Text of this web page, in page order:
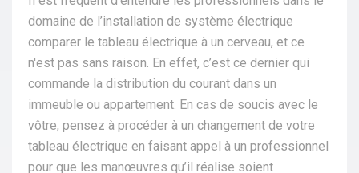
domaine de l’installation de système électrique
comparer le tableau électrique à un cerveau, et ce
n'est pas sans raison. En effet, c’est ce dernier qui
commande la distribution du courant dans un
immeuble ou appartement. En cas de soucis avec le
vôtre, pensez à procéder à un changement de votre
tableau électrique en faisant appel à un professionnel
pour que les manœuvres qu’il réalise soient